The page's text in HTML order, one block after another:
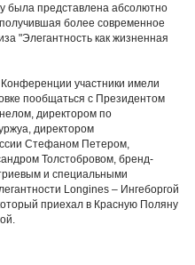
была представлена абсолютно
более современное
"Элегантность как жизненная
участники имели
пообщаться с Президентом
директором по
директором
Стефаном Петером,
Толстобровом, бренд-
и специальными
Longines – Ингеборгой
приехал в Красную Поляну